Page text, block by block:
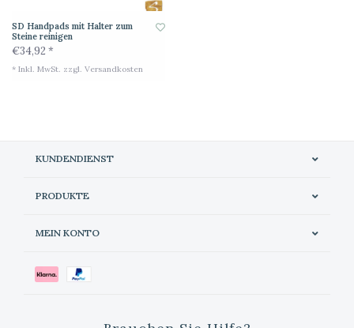
SD Handpads mit Halter zum
Steine reinigen
€34,92 *
* Inkl. MwSt. zzgl. Versandkosten
KUNDENDIENST
PRODUKTE
MEIN KONTO